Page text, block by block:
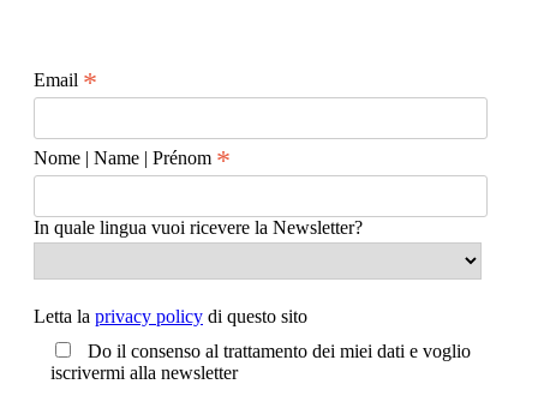
Email *
Nome | Name | Prénom *
In quale lingua vuoi ricevere la Newsletter?
Letta la privacy policy di questo sito
Do il consenso al trattamento dei miei dati e voglio
iscrivermi alla newsletter